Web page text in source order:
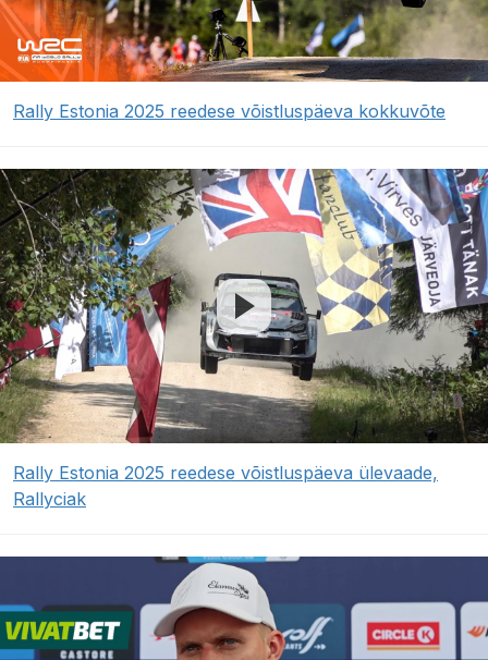
Rally Estonia 2025 reedese võistluspäeva kokkuvõte
Rally Estonia 2025 reedese võistluspäeva ülevaade,
Rallyciak